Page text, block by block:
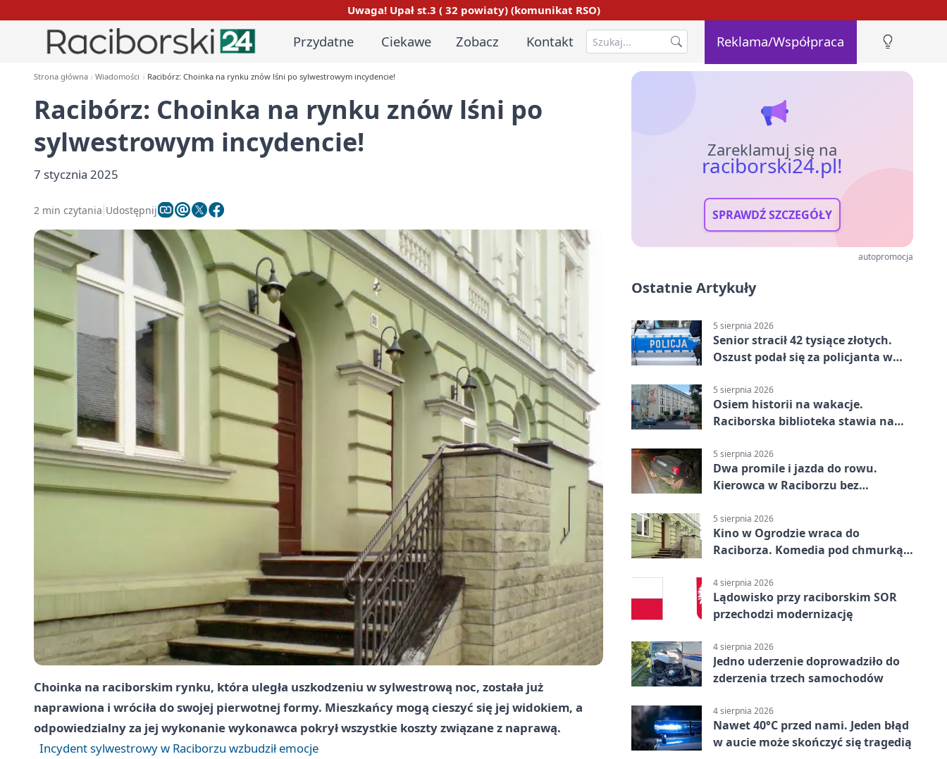
Uwaga! Upał st.3 ( 32 powiaty) (komunikat RSO)
Przydatne Ciekawe Zobacz Kontakt Reklama/Współpraca
Strona główna Wiadomości Racibórz: Choinka na rynku znów lśni po sylwestrowym incydencie!
Racibórz: Choinka na rynku znów lśni po
sylwestrowym incydencie!
7 stycznia 2025
2 min czytania Udostępnij
Choinka na raciborskim rynku, która uległa uszkodzeniu w sylwestrową noc, została już
naprawiona i wróciła do swojej pierwotnej formy. Mieszkańcy mogą cieszyć się jej widokiem, a
odpowiedzialny za jej wykonanie wykonawca pokrył wszystkie koszty związane z naprawą.
Incydent sylwestrowy w Raciborzu wzbudził emocje
Zareklamuj się na
raciborski24.pl!
SPRAWDŹ SZCZEGÓŁY
autopromocja
Ostatnie Artykuły
5 sierpnia 2026
Senior stracił 42 tysiące złotych.
Oszust podał się za policjanta w
5 sierpnia 2026
Osiem historii na wakacje.
Raciborska biblioteka stawia na
5 sierpnia 2026
Dwa promile i jazda do rowu.
Kierowca w Raciborzu bez
5 sierpnia 2026
Kino w Ogrodzie wraca do
Raciborza. Komedia pod chmurką
4 sierpnia 2026
Lądowisko przy raciborskim SOR
przechodzi modernizację
4 sierpnia 2026
Jedno uderzenie doprowadziło do
zderzenia trzech samochodów
4 sierpnia 2026
Nawet 40°C przed nami. Jeden błąd
w aucie może skończyć się tragedią